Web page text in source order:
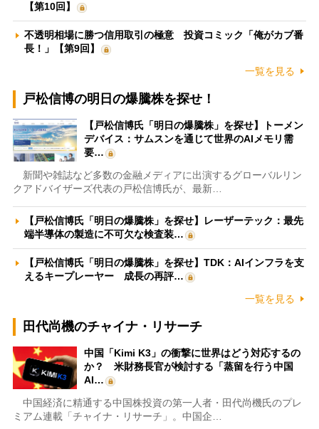
【第10回】
不透明相場に勝つ信用取引の極意 投資コミック「俺がカブ番
長！」【第9回】
一覧を見る
戸松信博の明日の爆騰株を探せ！
【戸松信博氏「明日の爆騰株」を探せ】トーメン
デバイス：サムスンを通じて世界のAIメモリ需
要…
新聞や雑誌など多数の金融メディアに出演するグローバルリン
クアドバイザーズ代表の戸松信博氏が、最新…
【戸松信博氏「明日の爆騰株」を探せ】レーザーテック：最先
端半導体の製造に不可欠な検査装…
【戸松信博氏「明日の爆騰株」を探せ】TDK：AIインフラを支
えるキープレーヤー 成長の再評…
一覧を見る
田代尚機のチャイナ・リサーチ
中国「Kimi K3」の衝撃に世界はどう対応するの
か？ 米財務長官が検討する「蒸留を行う中国
AI…
中国経済に精通する中国株投資の第一人者・田代尚機氏のプレ
ミアム連載「チャイナ・リサーチ」。中国企…